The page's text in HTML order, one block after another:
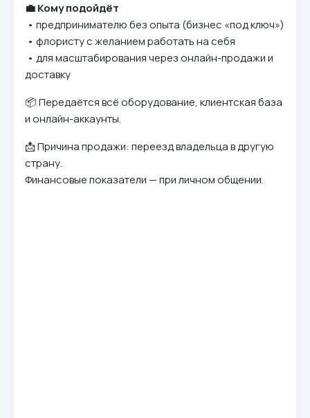
💼 Кому подойдёт
• предпринимателю без опыта (бизнес «под ключ»)
• флористу с желанием работать на себя
• для масштабирования через онлайн-продажи и
доставку
📦 Передаётся всё оборудование, клиентская база
и онлайн-аккаунты.
📩 Причина продажи: переезд владельца в другую
страну.
Финансовые показатели — при личном общении.